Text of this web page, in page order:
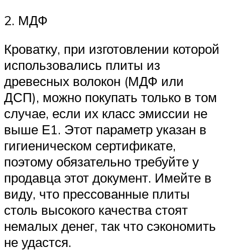
2. МДФ
Кроватку, при изготовлении которой
использовались плиты из
древесных волокон (МДФ или
ДСП), можно покупать только в том
случае, если их класс эмиссии не
выше Е1. Этот параметр указан в
гигиеническом сертификате,
поэтому обязательно требуйте у
продавца этот документ. Имейте в
виду, что прессованные плиты
столь высокого качества стоят
немалых денег, так что сэкономить
не удастся.